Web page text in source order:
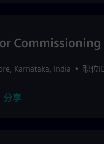
, Karnataka, India • 职位
分享